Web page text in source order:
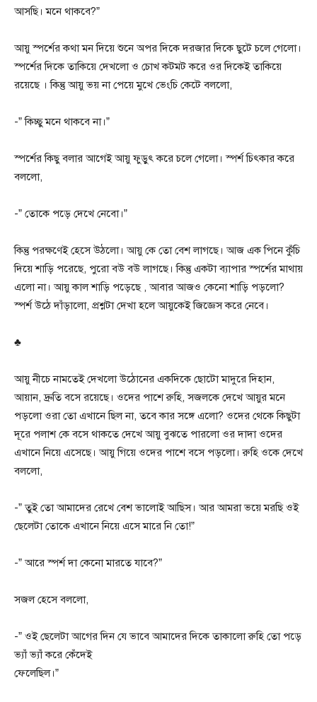
আসছি। মনে থাকবে?”
আয়ু স্পর্শের কথা মন দিয়ে শুনে অপর দিকে দরজার দিকে ছুটে চলে গেলো।
স্পর্শের দিকে তাকিয়ে দেখলো ও চোখ কটমট করে ওর দিকেই তাকিয়ে
রয়েছে । কিন্তু আয়ু ভয় না পেয়ে মুখে ভেংচি কেটে বললো,
-” কিচ্ছু মনে থাকবে না।”
স্পর্শের কিছু বলার আগেই আয়ু ফুড়ুৎ করে চলে গেলো। স্পর্শ চিৎকার করে
বললো,
-” তোকে পড়ে দেখে নেবো।”
কিন্তু পরক্ষণেই হেসে উঠলো। আয়ু কে তো বেশ লাগছে। আজ এক পিনে কুঁচি
দিয়ে শাড়ি পরেছে, পুরো বউ বউ লাগছে। কিন্তু একটা ব্যাপার স্পর্শের মাথায়
এলো না। আয়ু কাল শাড়ি পড়েছে , আবার আজও কেনো শাড়ি পড়লো?
স্পর্শ উঠে দাঁড়ালো, প্রশ্নটা দেখা হলে আয়ুকেই জিজ্ঞেস করে নেবে।
♣
আয়ু নীচে নামতেই দেখলো উঠোনের একদিকে ছোটো মাদুরে দিহান,
আয়ান, দ্রুতি বসে রয়েছে। ওদের পাশে রুহি, সজলকে দেখে আয়ুর মনে
পড়লো ওরা তো এখানে ছিল না, তবে কার সঙ্গে এলো? ওদের থেকে কিছুটা
দূরে পলাশ কে বসে থাকতে দেখে আয়ু বুঝতে পারলো ওর দাদা ওদের
এখানে নিয়ে এসেছে। আয়ু গিয়ে ওদের পাশে বসে পড়লো। রুহি ওকে দেখে
বললো,
-” তুই তো আমাদের রেখে বেশ ভালোই আছিস। আর আমরা ভয়ে মরছি ওই
ছেলেটা তোকে এখানে নিয়ে এসে মারে নি তো!”
-” আরে স্পর্শ দা কেনো মারতে যাবে?”
সজল হেসে বললো,
-” ওই ছেলেটা আগের দিন যে ভাবে আমাদের দিকে তাকালো রুহি তো পড়ে
ভ্যাঁ ভ্যাঁ করে কেঁদেই
ফেলেছিল।”